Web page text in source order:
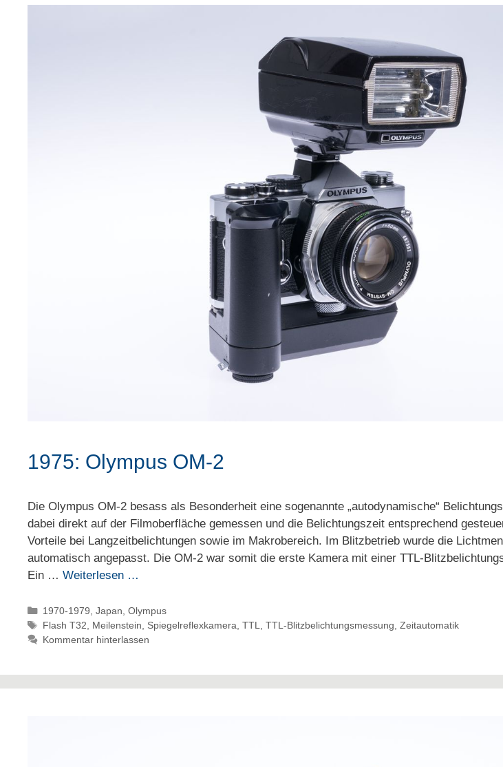
1975: Olympus OM-2
Die Olympus OM-2 besass als Besonderheit eine sogenannte „autodynamische“
dabei direkt auf der Filmoberfläche gemessen und die Belichtungszeit entsprechend
Vorteile bei Langzeitbelichtungen sowie im Makrobereich. Im Blitzbetrieb wurde die
automatisch angepasst. Die OM-2 war somit die erste Kamera mit einer TTL-
Ein … Weiterlesen …
Kategorien
1970-1979 Japan Olympus
Schlagwörter
Flash T32 Meilenstein Spiegelreflexkamera TTL TTL-Blitzbelichtungsmessung Zeitautomatik
Kommentar hinterlassen